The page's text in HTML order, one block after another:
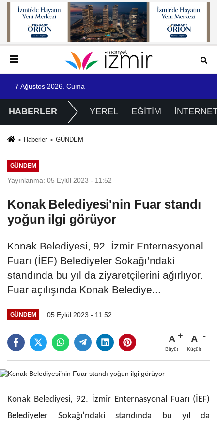
7 Ağustos 2026, Cuma
HABERLER YEREL EĞİTİM
Haberler GÜNDEM
GÜNDEM
Yayınlanma: 05 Eylül 2023 - 11:52
Konak Belediyesi'nin Fuar standı
yoğun ilgi görüyor
Konak Belediyesi, 92. İzmir Enternasyonal
Fuarı (İEF) Belediyeler Sokağı’ndaki
standında bu yıl da ziyaretçilerini ağırlıyor.
Fuar açılışında Konak Belediye...
GÜNDEM 05 Eylül 2023 - 11:52
A
Büyüt
A
Küçült
Konak Belediyesi, 92. İzmir Enternasyonal Fuarı (İEF)
Belediyeler Sokağı’ndaki standında bu yıl da